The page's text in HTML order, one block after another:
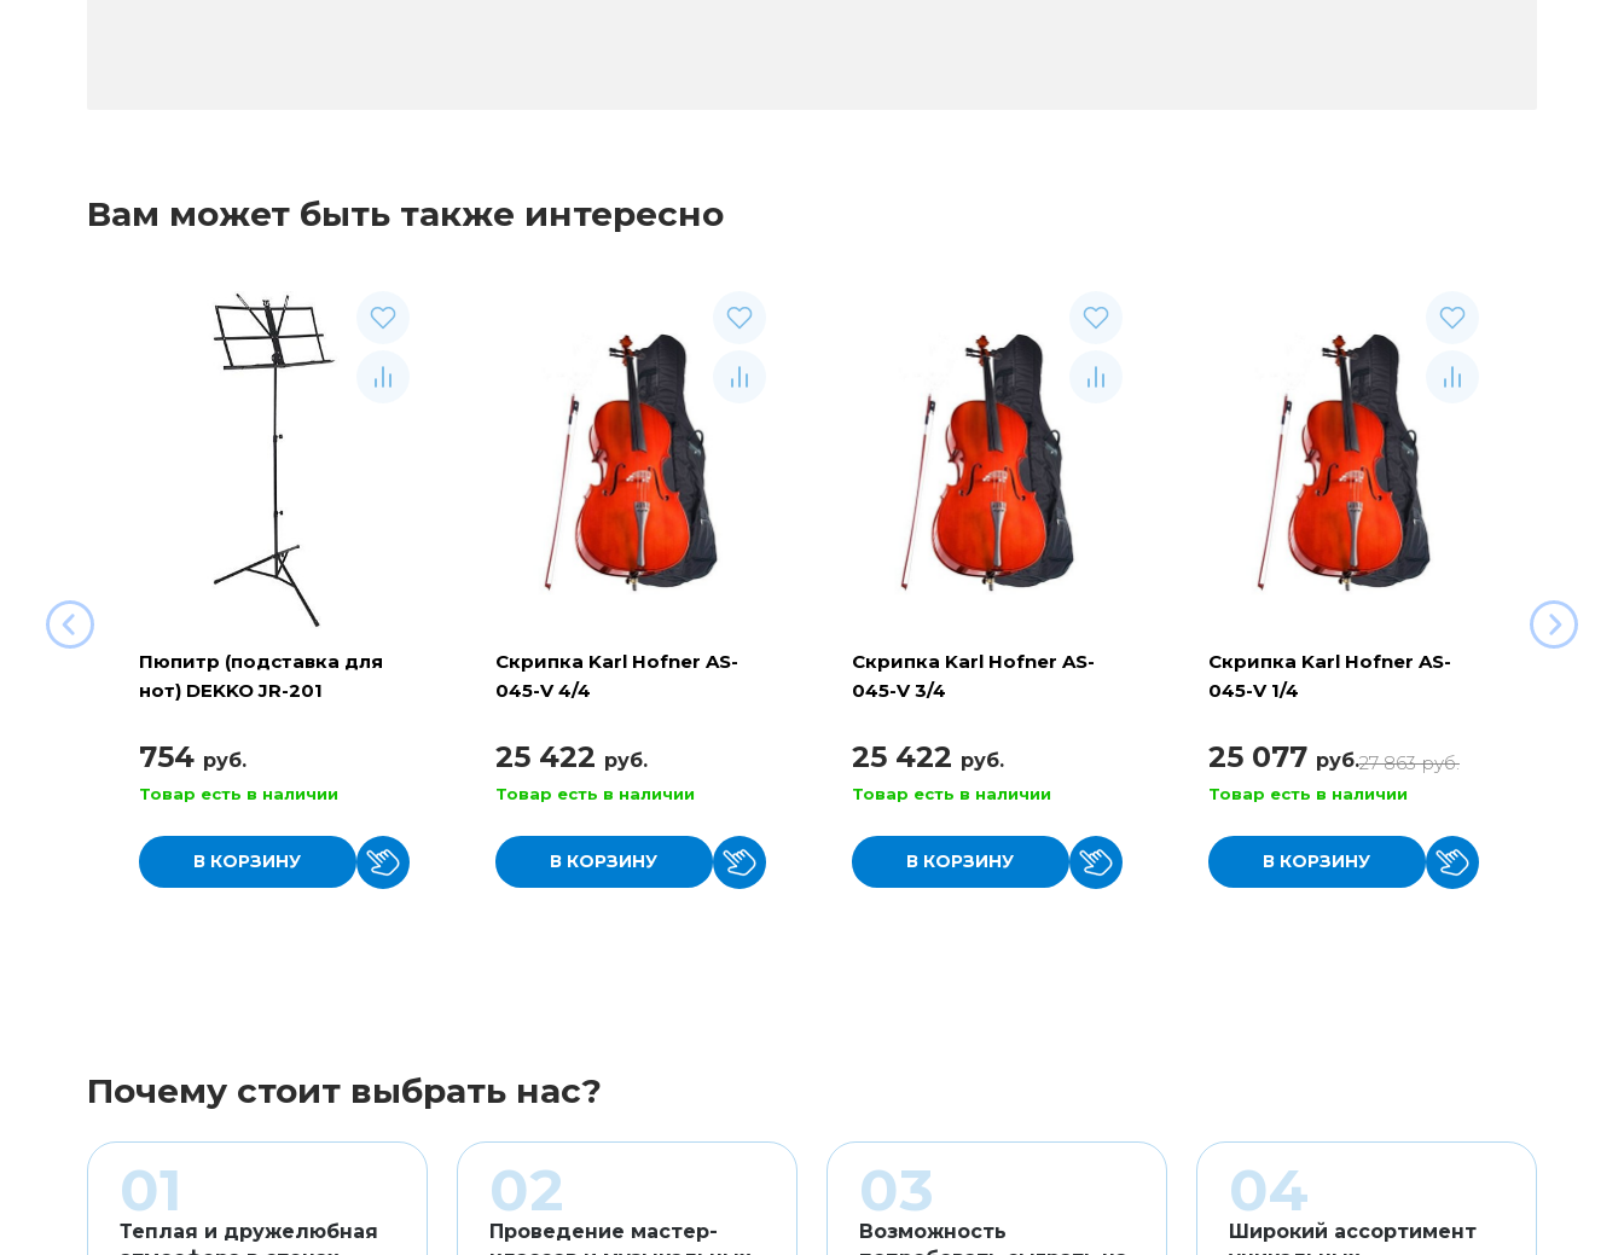
Вам может быть также интересно
Пюпитр (подставка для
нот) DEKKO JR-201
754 руб.
Товар есть в наличии
В КОРЗИНУ
Скрипка Karl Hofner AS-
045-V 4/4
25 422 руб.
Товар есть в наличии
В КОРЗИНУ
Скрипка Karl Hofner AS-
045-V 3/4
25 422 руб.
Товар есть в наличии
В КОРЗИНУ
Скрипка Karl Hofner AS-
045-V 1/4
25 077 руб.27 863руб.
Товар есть в наличии
В КОРЗИНУ
Почему стоит выбрать нас?
Теплая и дружелюбная
Проведение мастер-
Возможность
Широкий ассортимент